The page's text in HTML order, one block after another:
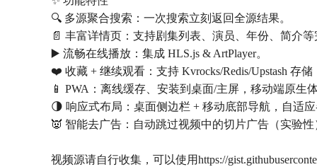
🔍 多源聚合搜索：一次搜索立刻返回全源结果。
📄 丰富详情页：支持剧集列表、演员、年份、简介
▶️ 流畅在线播放：集成 HLS.js & ArtPlayer。
❤️ 收藏 + 继续观看：支持 Kvrocks/Redis/Upstash 存
📱 PWA：离线缓存、安装到桌面/主屏，移动端原生
🌗 响应式布局：桌面侧边栏 + 移动底部导航，自适
👿 智能去广告：自动跳过视频中的切片广告（实验性
视频源请自行收集，可以使用https://